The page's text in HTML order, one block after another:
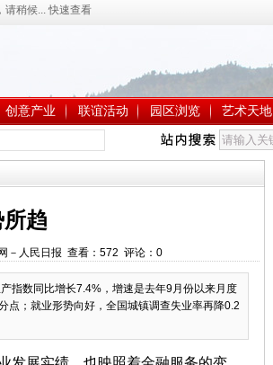
创意产业 联谊活动 园区浏览 艺术天地
趋
－人民日报 查看： 572 评论： 0
指数同比增长7.4%，增速是去年9月份以来月度
点；就业形势向好，全国城镇调查失业率再降0.2